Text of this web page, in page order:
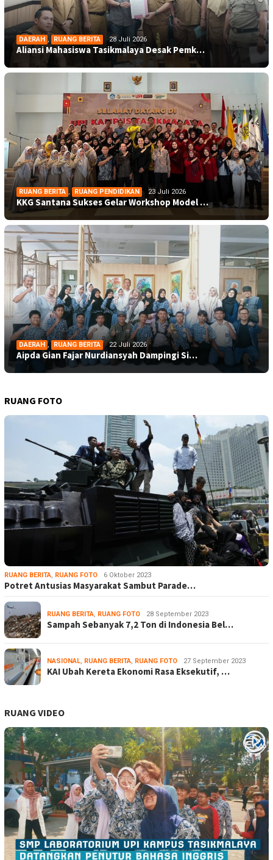
DAERAH , RUANG BERITA 28 Juli 2026
Aliansi Mahasiswa Tasikmalaya Desak Pemk…
RUANG BERITA , RUANG PENDIDIKAN 23 Juli 2026
KKG Santana Sukses Gelar Workshop Model …
DAERAH , RUANG BERITA 22 Juli 2026
Aipda Gian Fajar Nurdiansyah Dampingi Si…
RUANG FOTO
RUANG BERITA, RUANG FOTO 6 Oktober 2023
Potret Antusias Masyarakat Sambut Parade…
RUANG BERITA, RUANG FOTO 28 September 2023
Sampah Sebanyak 7,2 Ton di Indonesia Bel…
NASIONAL, RUANG BERITA, RUANG FOTO 27 September 2023
KAI Ubah Kereta Ekonomi Rasa Eksekutif, …
RUANG VIDEO